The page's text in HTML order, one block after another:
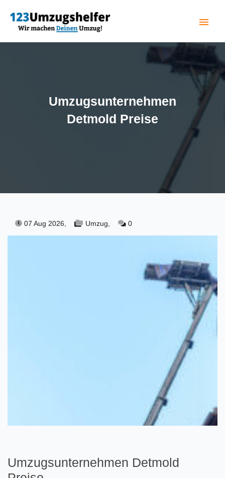
menu
(current)
Umzugsunternehmen
Detmold Preise
07 Aug 2026, Umzug, 0
Umzugsunternehmen Detmold